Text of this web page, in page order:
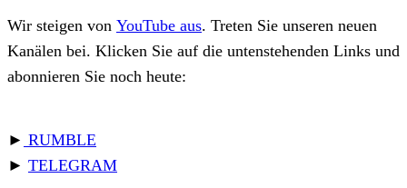
Wir steigen von YouTube aus. Treten Sie unseren neuen
Kanälen bei. Klicken Sie auf die untenstehenden Links und
abonnieren Sie noch heute:
► RUMBLE
► TELEGRAM